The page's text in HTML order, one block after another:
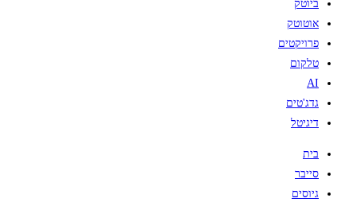
ביוטק
אוטוטק
פרויקטים
טלקום
AI
גדג'טים
דיגיטל
בית
סייבר
גיוסים